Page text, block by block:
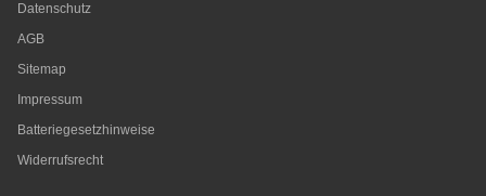
Datenschutz
AGB
Sitemap
Impressum
Batteriegesetzhinweise
Widerrufsrecht